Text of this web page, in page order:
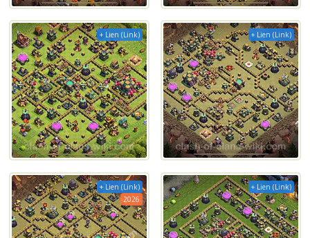
+ Lien (Link) + Lien (Link)
+ Lien (Link)
2026
+ Lien (Link)